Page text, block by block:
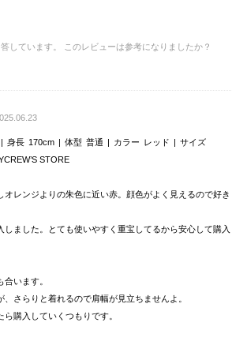
しています。
このレビューは参考になりましたか？
身長 170cm 体型 普通 カラー レッド
サイズ
STORE
オレンジよりの朱色に近い赤。顔色がよく見えるので好き
しました。とても使いやすく重宝してるから安心して購入
います。
、さらりと着れるので肩幅が見立ちませんよ。
購入していくつもりです。